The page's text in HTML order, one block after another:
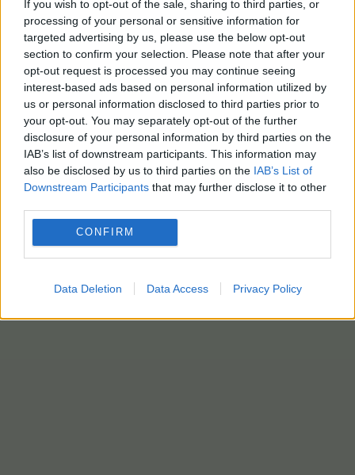
If you wish to opt-out of the sale, sharing to third parties, or
processing of your personal or sensitive information for
targeted advertising by us, please use the below opt-out
section to confirm your selection. Please note that after your
opt-out request is processed you may continue seeing
interest-based ads based on personal information utilized by
us or personal information disclosed to third parties prior to
your opt-out. You may separately opt-out of the further
disclosure of your personal information by third parties on the
IAB’s list of downstream participants. This information may
also be disclosed by us to third parties on the IAB’s List of
Downstream Participants that may further disclose it to other
CONFIRM
Data Deletion Data Access Privacy Policy